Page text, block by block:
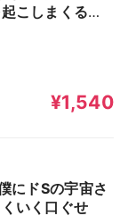
こしまくる口
¥1,540
にドSの宇宙さ
いく口ぐせ